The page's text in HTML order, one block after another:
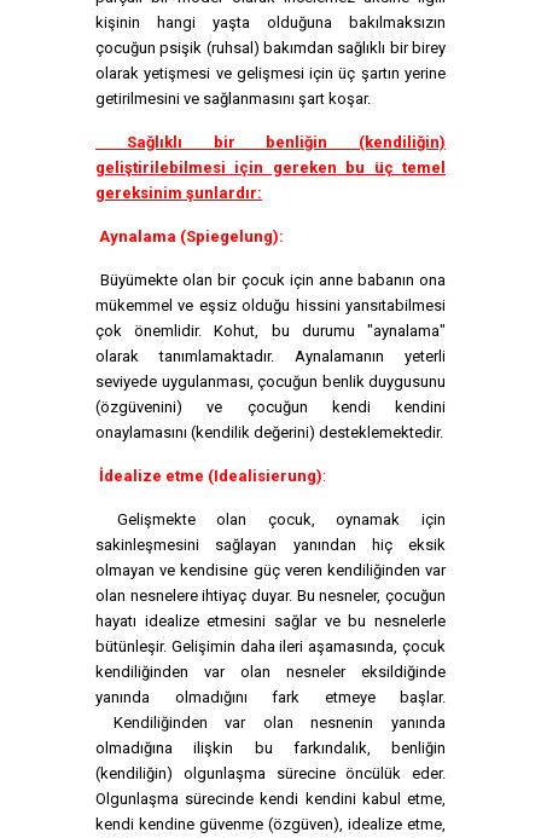
kişinin hangi yaşta olduğuna bakılmaksızın
çocuğun psişik (ruhsal) bakımdan sağlıklı bir birey
olarak yetişmesi ve gelişmesi için üç şartın yerine
getirilmesini ve sağlanmasını şart koşar.
Sağlıklı bir benliğin (kendiliğin)
geliştirilebilmesi için gereken bu üç temel
gereksinim şunlardır:
Aynalama (Spiegelung):
Büyümekte olan bir çocuk için anne babanın ona
mükemmel ve eşsiz olduğu hissini yansıtabilmesi
çok önemlidir. Kohut, bu durumu "aynalama"
olarak tanımlamaktadır. Aynalamanın yeterli
seviyede uygulanması, çocuğun benlik duygusunu
(özgüvenini) ve çocuğun kendi kendini
onaylamasını (kendilik değerini) desteklemektedir.
İdealize etme (Idealisierung):
Gelişmekte olan çocuk, oynamak için
sakinleşmesini sağlayan yanından hiç eksik
olmayan ve kendisine güç veren kendiliğinden var
olan nesnelere ihtiyaç duyar. Bu nesneler, çocuğun
hayatı idealize etmesini sağlar ve bu nesnelerle
bütünleşir. Gelişimin daha ileri aşamasında, çocuk
kendiliğinden var olan nesneler eksildiğinde
yanında olmadığını fark etmeye başlar.
Kendiliğinden var olan nesnenin yanında
olmadığına ilişkin bu farkındalık, benliğin
(kendiliğin) olgunlaşma sürecine öncülük eder.
Olgunlaşma sürecinde kendi kendini kabul etme,
kendi kendine güvenme (özgüven), idealize etme,